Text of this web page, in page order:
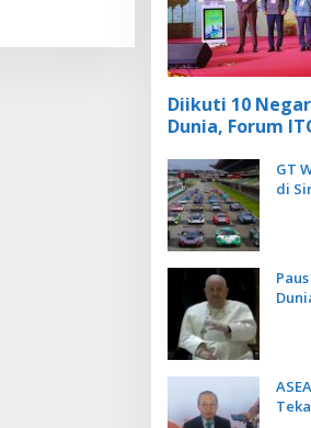
Diikuti 10
Dunia, Forum
Berbasis Alam
GT
di